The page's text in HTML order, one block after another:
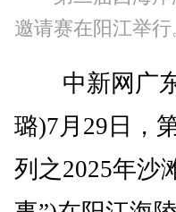
邀请赛在阳江举
中新网广东
璐)7月29日，
列之2025年沙